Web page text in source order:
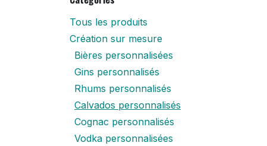
Tous les produits
Création sur mesure
Bières personnalisées
Gins personnalisés
Rhums personnalisés
Calvados personnalisés
Cognac personnalisés
Vodka personnalisées